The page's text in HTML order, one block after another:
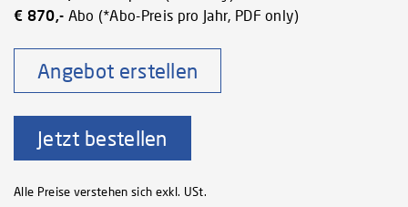
€ 870,- Abo (*Abo-Preis pro Jahr, PDF only)
Angebot erstellen
Jetzt bestellen
Alle Preise verstehen sich exkl. USt.